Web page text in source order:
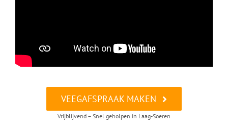
VEEGAFSPRAAK MAKEN
Vrijblijvend – Snel geholpen in Laag-Soeren